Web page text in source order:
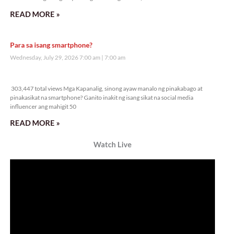
READ MORE »
Para sa isang smartphone?
Wednesday, July 29, 2026 7:00 am 7:00 am
303,447 total views Mga Kapanalig, sinong ayaw manalo ng pinakabago at
pinakasikat na smartphone? Ganito inakit ng isang sikat na social media
influencer ang mahigit 50
READ MORE »
Watch Live